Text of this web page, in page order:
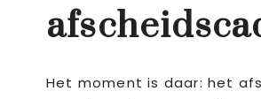
Het moment is daar: het